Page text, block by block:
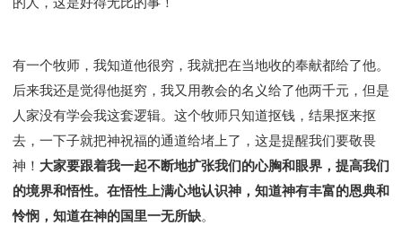
有一个牧师，我知道他很穷，我就把在当地收的奉献都给了他。
后来我还是觉得他挺穷，我又用教会的名义给了他两千元，但是
人家没有学会我这套逻辑。这个牧师只知道抠钱，结果抠来抠
去，一下子就把神祝福的通道给堵上了，这是提醒我们要敬畏
神！ 大家要跟着我一起不断地扩张我们的心胸和眼界，提高我们
的境界和悟性。在悟性上满心地认识神，知道神有丰富的恩典和
怜悯，知道在神的国里一无所缺。